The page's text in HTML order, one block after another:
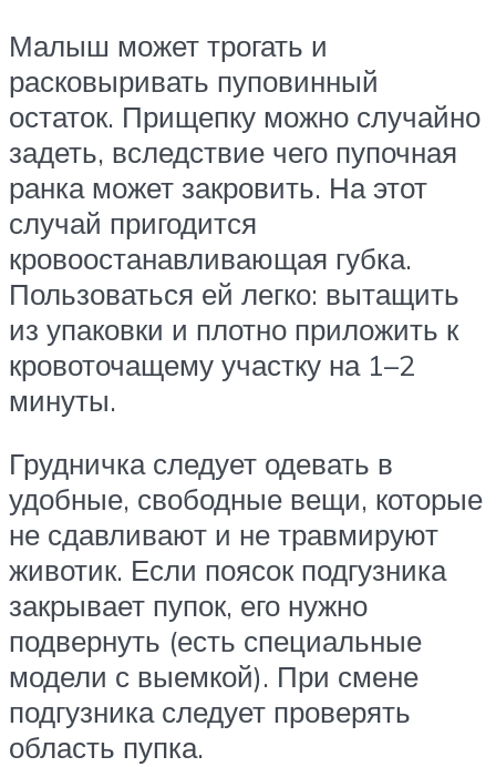
Малыш может трогать и
расковыривать пуповинный
остаток. Прищепку можно случайно
задеть, вследствие чего пупочная
ранка может закровить. На этот
случай пригодится
кровоостанавливающая губка.
Пользоваться ей легко: вытащить
из упаковки и плотно приложить к
кровоточащему участку на 1–2
минуты.
Грудничка следует одевать в
удобные, свободные вещи, которые
не сдавливают и не травмируют
животик. Если поясок подгузника
закрывает пупок, его нужно
подвернуть (есть специальные
модели с выемкой). При смене
подгузника следует проверять
область пупка.